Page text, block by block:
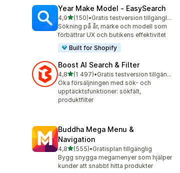
Year Make Model ‑ EasySearch
4,9av 5 stjärnor
(150)
150 recensioner totalt
•
Gratis testversion tillgänglig
Sökning på år, märke och modell som
förbättrar UX och butikens effektivitet
Built for Shopify
Boost AI Search & Filter
4,8av 5 stjärnor
(1 497)
1497 recensioner totalt
•
Gratis testversion tillgänglig
Öka försäljningen med sök- och
upptäcktsfunktioner: sökfält,
produktfilter
Buddha Mega Menu &
Navigation
4,8av 5 stjärnor
(555)
555 recensioner totalt
•Gratisplan tillgänglig
Bygg snygga megamenyer som hjälper
kunder att snabbt hitta produkter